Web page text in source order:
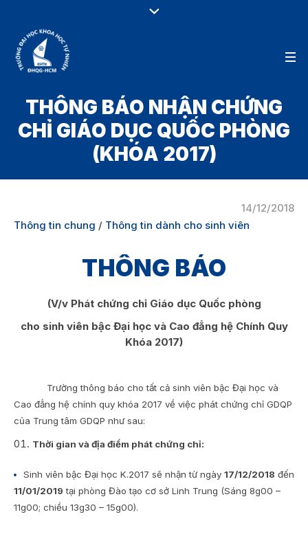
THÔNG BÁO NHẬN CHỨNG
CHỈ GIÁO DỤC QUỐC PHÒNG
(KHÓA 2017)
14/12/2018
Thông tin chung / Thông tin dành cho sinh viên
THÔNG BÁO
(V/v Phát chứng chỉ Giáo dục Quốc phòng
cho sinh viên bậc Đại học và Cao đẳng hệ Chính Quy
Khóa 2017)
Trường thông báo cho tất cả sinh viên bậc Đại học và
Cao đẳng hệ chính quy khóa 2017 về việc phát chứng chỉ GDQP
của Trung tâm GDQP như sau:
Thời gian và địa điểm phát chứng chỉ:
Sinh viên bậc Đại học K.2017 sẽ nhận từ ngày 17/12/2018 đến
11/01/2019 tại phòng Đào tạo cơ sở Linh Trung (Sáng 8g00 –
11g00; chiều 13g30 – 15g00).